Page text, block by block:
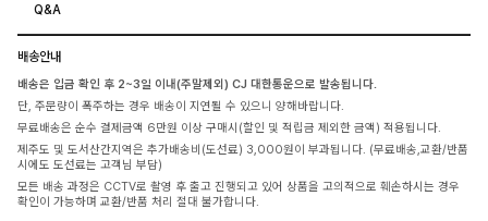
Q&A
배송안내
배송은 입금 확인 후 2~3일 이내(주말제외) CJ 대한통운으로 발송됩니다.
단, 주문량이 폭주하는 경우 배송이 지연될 수 있으니 양해바랍니다.
무료배송은 순수 결제금액 6만원 이상 구매시(할인 및 적립금 제외한 금액) 적용됩니다.
제주도 및 도서산간지역은 추가배송비(도선료) 3,000원이 부과됩니다. (무료배송,교환/반품
시에도 도선료는 고객님 부담)
모든 배송 과정은 CCTV로 촬영 후 출고 진행되고 있어 상품을 고의적으로 훼손하시는 경우
확인이 가능하며 교환/반품 처리 절대 불가합니다.